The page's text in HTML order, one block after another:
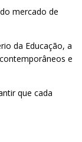
mercado de
da Educação, a
e
que cada